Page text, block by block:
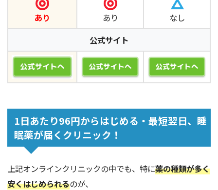
あり あり
なし
公式サイト
1日あたり96円からはじめる・最短翌日、睡
眠薬が届くクリニック！
上記オンラインクリニックの中でも、特に薬の種類が多く
安くはじめられるのが、